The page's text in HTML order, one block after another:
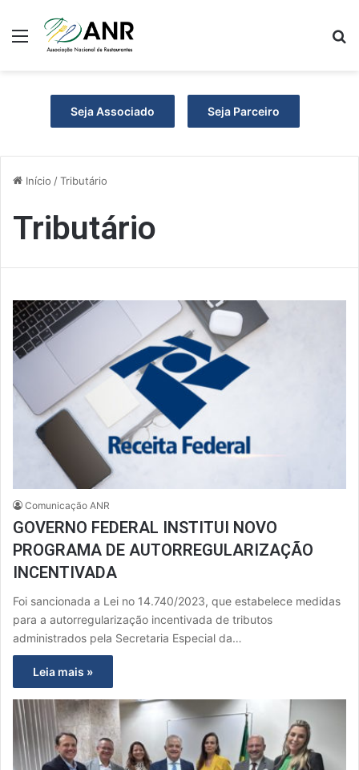
Menu
Seja Associado Seja Parceiro
Início /Tributário
Tributário
Comunicação ANR
GOVERNO FEDERAL INSTITUI NOVO
PROGRAMA DE AUTORREGULARIZAÇÃO
INCENTIVADA
Foi sancionada a Lei no 14.740/2023, que estabelece medidas
para a autorregularização incentivada de tributos
administrados pela Secretaria Especial da…
Leia mais »